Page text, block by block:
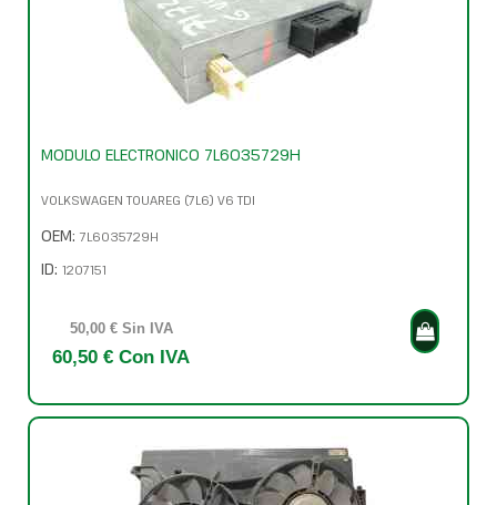
MODULO ELECTRONICO 7L6035729H
VOLKSWAGEN TOUAREG (7L6) V6 TDI
OEM: 7L6035729H
ID: 1207151
50,00 € Sin IVA
60,50 € Con IVA